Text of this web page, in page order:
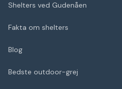
Shelters ved Gudenåen
Fakta om shelters
Blog
Bedste outdoor-grej